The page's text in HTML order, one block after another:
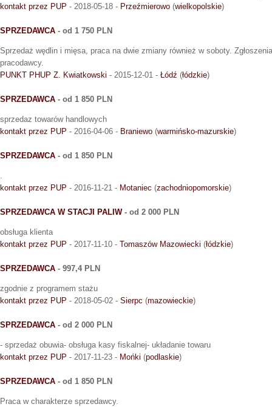
kontakt przez PUP - 2018-05-18 - Przeźmierowo (wielkopolskie)
SPRZEDAWCA - od 1 750 PLN
Sprzedaż wędlin i mięsa, praca na dwie zmiany również w soboty.
pracodawcy.
PUNKT PHUP Z. Kwiatkowski - 2015-12-01 - Łódź (łódzkie)
SPRZEDAWCA - od 1 850 PLN
sprzedaz towarów handlowych
kontakt przez PUP - 2016-04-06 - Braniewo (warmińsko-mazurskie)
SPRZEDAWCA - od 1 850 PLN
.
kontakt przez PUP - 2016-11-21 - Motaniec (zachodniopomorskie)
SPRZEDAWCA W STACJI PALIW- od 2 000 PLN
obsługa klienta
kontakt przez PUP - 2017-11-10 - Tomaszów Mazowiecki (łódzkie)
SPRZEDAWCA - 997,4 PLN
zgodnie z programem stażu
kontakt przez PUP - 2018-05-02 - Sierpc (mazowieckie)
SPRZEDAWCA - od 2 000 PLN
- sprzedaż obuwia- obsługa kasy fiskalnej- układanie towaru
kontakt przez PUP - 2017-11-23 - Mońki (podlaskie)
SPRZEDAWCA - od 1 850 PLN
Praca w charakterze sprzedawcy.